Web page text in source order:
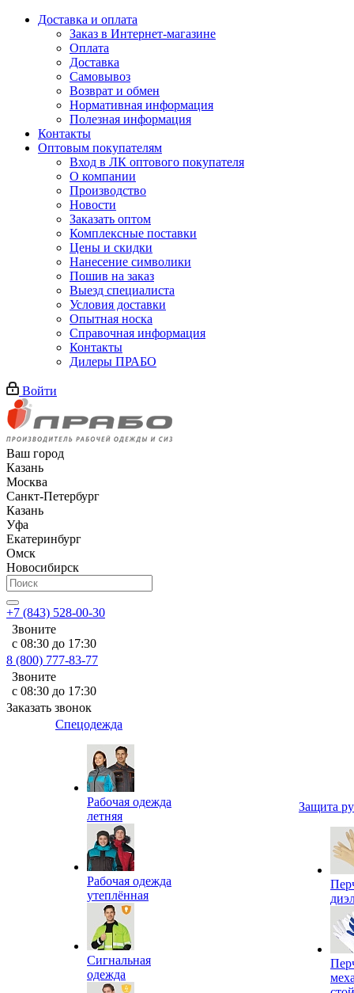
Доставка и оплата
Заказ в Интернет-магазине
Оплата
Доставка
Самовывоз
Возврат и обмен
Нормативная информация
Полезная информация
Контакты
Оптовым покупателям
Вход в ЛК оптового покупателя
О компании
Производство
Новости
Заказать оптом
Комплексные поставки
Цены и скидки
Нанесение символики
Пошив на заказ
Выезд специалиста
Условия доставки
Опытная носка
Справочная информация
Контакты
Дилеры ПРАБО
Войти
Ваш город
Казань
Москва
Санкт-Петербург
Казань
Уфа
Екатеринбург
Омск
Новосибирск
+7 (843) 528-00-30
Звоните
с 08:30 до 17:30
8 (800) 777-83-77
Звоните
с 08:30 до 17:30
Заказать звонок
Спецодежда
Рабочая одежда
летняя
Рабочая одежда
утеплённая
Сигнальная
одежда
Защита